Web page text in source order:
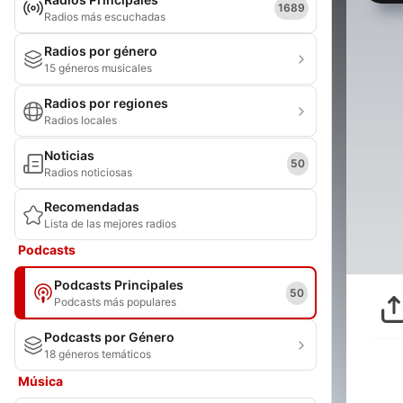
Radios más escuchadas
1689
Radios por género
15 géneros musicales
Radios por regiones
Radios locales
Noticias
Radios noticiosas
50
Recomendadas
Lista de las mejores radios
Podcasts
Podcasts Principales
Podcasts más populares
50
Podcasts por Género
18 géneros temáticos
Música